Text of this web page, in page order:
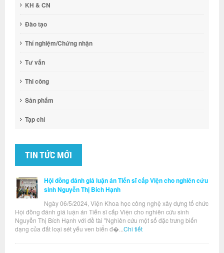
KH & CN
Đào tạo
Thí nghiệm/Chứng nhận
Tư vấn
Thi công
Sản phẩm
Tạp chí
TIN TỨC MỚI
Hội đồng đánh giá luận án Tiến sĩ cấp Viện cho nghiên cứu
sinh Nguyễn Thị Bích Hạnh
Ngày 06/5/2024, Viện Khoa học công nghệ xây dựng tổ chức
Hội đồng đánh giá luận án Tiến sĩ cấp Viện cho nghiên cứu sinh
Nguyễn Thị Bích Hạnh với đề tài "Nghiên cứu một số đặc trưng biến
dạng của đất loại sét yếu ven biển đ�... Chi tiết